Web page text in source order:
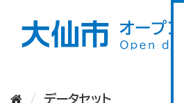
データセット